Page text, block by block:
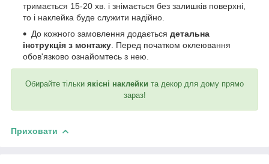
тримається 15-20 хв. і знімається без залишків поверхні,
то і наклейка буде служити надійно.
До кожного замовлення додається детальна
інструкція з монтажу . Перед початком оклеювання
обов'язково ознайомтесь з нею.
Обирайте тільки якісні наклейки та декор для дому прямо
зараз!
Приховати